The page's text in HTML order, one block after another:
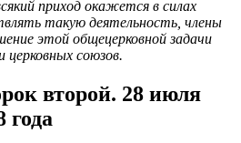
приход окажется в силах
такую деятельность, члены
этой общецерковной задачи
союзов.
второй. 28 июля
года